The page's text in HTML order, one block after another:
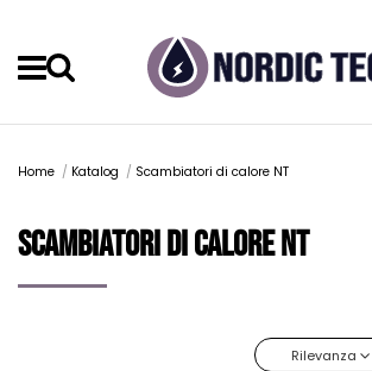
Home Katalog Scambiatori di calore NT
Scambiatori di calore NT
Rilevanza